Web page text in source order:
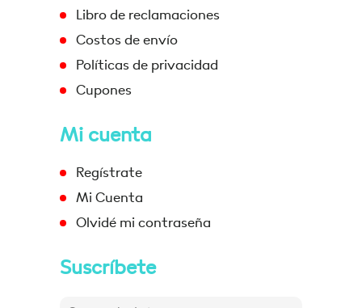
Libro de reclamaciones
Costos de envío
Políticas de privacidad
Cupones
Mi cuenta
Regístrate
Mi Cuenta
Olvidé mi contraseña
Suscríbete